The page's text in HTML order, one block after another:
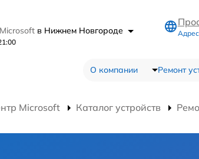
в Нижнем Новгороде
О компании Ремонт
Microsoft Каталог устройств